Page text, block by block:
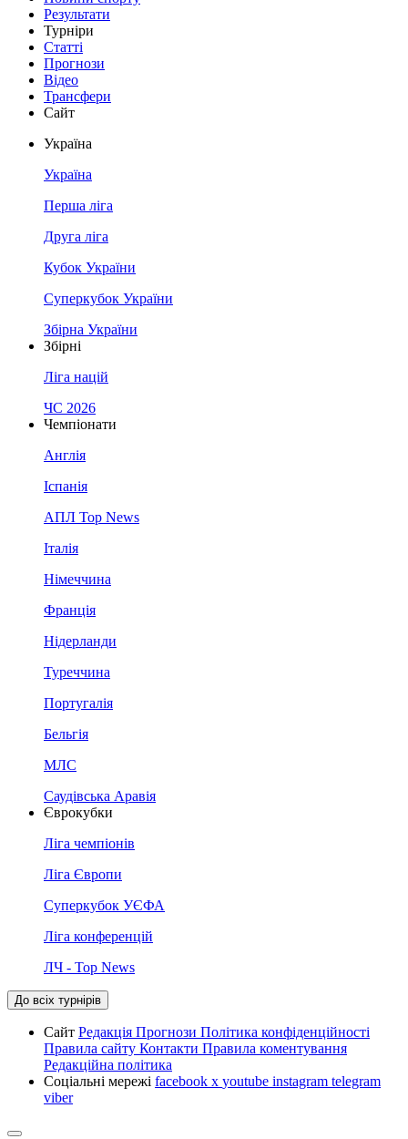
Результати
Турніри
Статті
Прогнози
Відео
Трансфери
Сайт
Україна
Україна
Перша ліга
Друга ліга
Кубок України
Суперкубок України
Збірна України
Збірні
Ліга націй
ЧС 2026
Чемпіонати
Англія
Іспанія
АПЛ Top News
Італія
Німеччина
Франція
Нідерланди
Туреччина
Португалія
Бельгія
МЛС
Саудівська Аравія
Єврокубки
Ліга чемпіонів
Ліга Європи
Суперкубок УЄФА
Ліга конференцій
ЛЧ - Top News
До всіх турнірів
Сайт Редакція Прогнози Політика конфіденційності
Правила сайту Контакти Правила коментування
Редакційна політика
Соціальні мережі facebook x youtube instagram telegram
viber